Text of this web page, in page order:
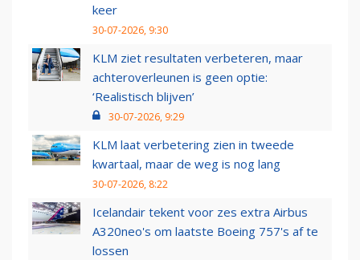
keer
30-07-2026, 9:30
KLM ziet resultaten verbeteren, maar
achteroverleunen is geen optie:
‘Realistisch blijven’
30-07-2026, 9:29
KLM laat verbetering zien in tweede
kwartaal, maar de weg is nog lang
30-07-2026, 8:22
Icelandair tekent voor zes extra Airbus
A320neo's om laatste Boeing 757's af te
lossen